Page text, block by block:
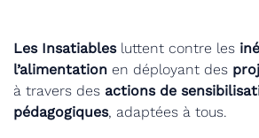
Les Insatiablesluttent contre les
l’alimentation en déployant des
à travers des actions de
pédagogiques, adaptées à tous.